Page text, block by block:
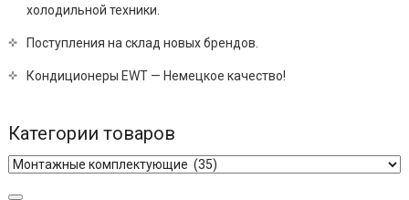
холодильной техники.
Поступления на склад новых брендов.
Кондиционеры EWT — Немецкое качество!
Категории товаров